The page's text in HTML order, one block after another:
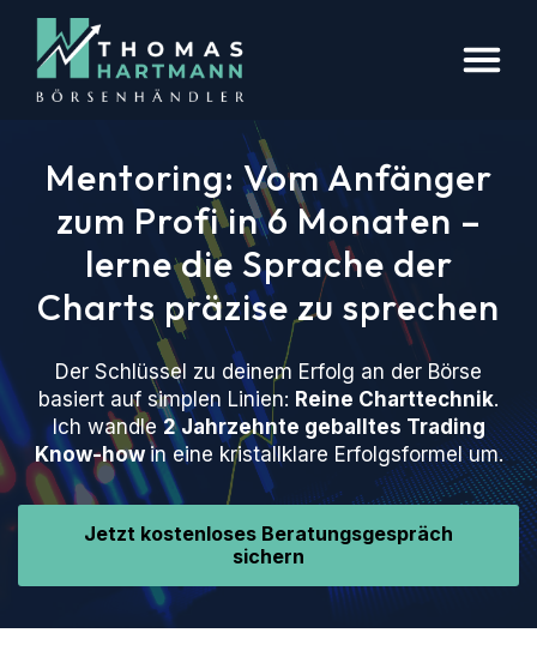
Mentoring: Vom Anfänger
zum Profi in 6 Monaten –
lerne die Sprache der
Charts präzise zu sprechen
Der Schlüssel zu deinem Erfolg an der Börse
basiert auf simplen Linien: Reine Charttechnik.
Ich wandle2 Jahrzehnte geballtes Trading
Know-how in eine kristallklare Erfolgsformel um.
Jetzt kostenloses Beratungsgespräch
sichern